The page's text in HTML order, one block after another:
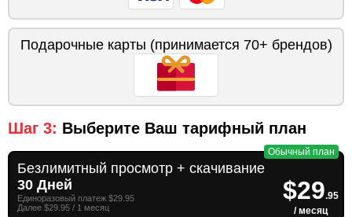
Подарочные карты (принимается 70+ брендов)
Шаг 3: Выберите Ваш тарифный план
Безлимитный просмотр + скачивание
30 Дней
Единоразовый платеж $29.95
Далее $29.95 / 1 месяц
$29.95
/ месяц
Обычный план